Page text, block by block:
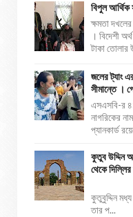
বিপুল আর্থিক
ক্ষমতা
। বিদেশী
টাকা তোলার
জলের ট্যাং
সীমান্তে ।
এসএসবি-র ৪১
নাগরিকের
প্যানকার্ড
কুতুব উদ্দিন
থেকে
কুতুব
কুতুবুদ্দিন
তার প...